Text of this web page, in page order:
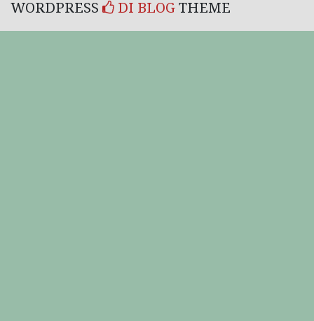
WORDPRESS
DI BLOGTHEME